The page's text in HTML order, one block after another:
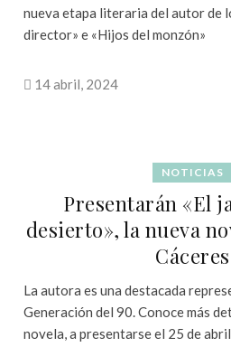
nueva etapa literaria del autor de
director» e «Hijos del monzón»
14 abril, 2024
NOTICIAS
Presentarán «El
desierto», la nueva
Cáceres
La autora es una destacada
Generación del 90. Conoce más
novela, a presentarse el 25 de abril